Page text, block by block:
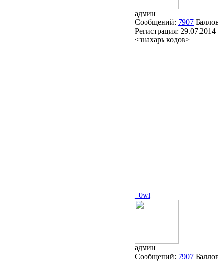
админ
Сообщений: 7907
Регистрация: 29.07.2014
<знахарь кодов>
_0wl
админ
Сообщений: 7907